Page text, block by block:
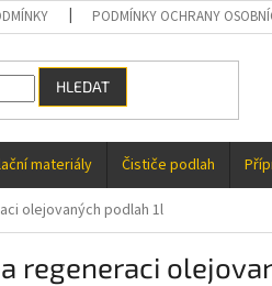
PODMÍNKY OCHRANY
HLEDAT
materiály Čističe podlah
olejovaných podlah 1l
regeneraci